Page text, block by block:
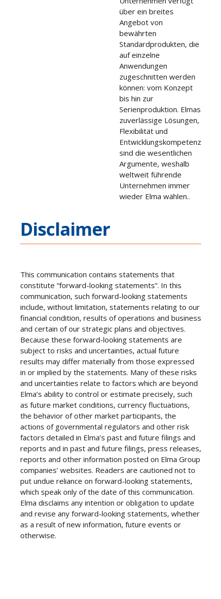
über ein breites
Angebot von
bewährten
Standardprodukten, die
auf einzelne
Anwendungen
zugeschnitten werden
können: vom Konzept
bis hin zur
Serienproduktion. Elmas
zuverlässige Lösungen,
Flexibilität und
Entwicklungskompetenz
sind die wesentlichen
Argumente, weshalb
weltweit führende
Unternehmen immer
wieder Elma wählen..
Disclaimer
This communication contains statements that
constitute “forward-looking statements”. In this
communication, such forward-looking statements
include, without limitation, statements relating to our
financial condition, results of operations and business
and certain of our strategic plans and objectives.
Because these forward-looking statements are
subject to risks and uncertainties, actual future
results may differ materially from those expressed
in or implied by the statements. Many of these risks
and uncertainties relate to factors which are beyond
Elma’s ability to control or estimate precisely, such
as future market conditions, currency fluctuations,
the behavior of other market participants, the
actions of governmental regulators and other risk
factors detailed in Elma’s past and future filings and
reports and in past and future filings, press releases,
reports and other information posted on Elma Group
companies’ websites. Readers are cautioned not to
put undue reliance on forward-looking statements,
which speak only of the date of this communication.
Elma disclaims any intention or obligation to update
and revise any forward-looking statements, whether
as a result of new information, future events or
otherwise.